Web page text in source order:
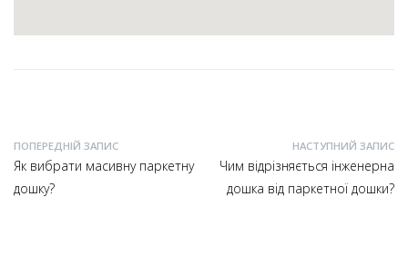
ПОПЕРЕДНІЙ ЗАПИС
Як вибрати масивну паркетну
дошку?
НАСТУПНИЙ ЗАПИС
Чим відрізняється інженерна
дошка від паркетної дошки?